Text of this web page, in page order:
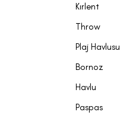
Kırlent
Throw
Plaj Havlusu
Bornoz
Havlu
Paspas